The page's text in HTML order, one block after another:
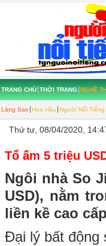
TRANG CHỦ THỜI TRANG NGHỆ
Làng Sao Hoa Hậu Người Nổi Tiếng
Thứ tư, 08/04/2020,
Tổ ấm 5 triệu
Ngôi nhà So
USD), nằm
liền kề cao
Đại lý bất động